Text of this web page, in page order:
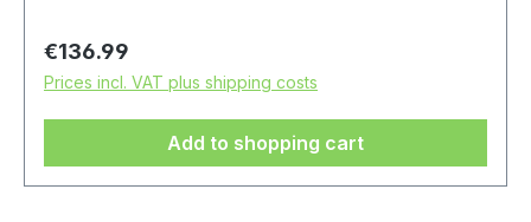
Regular price:
€136.99
Prices incl. VAT plus shipping costs
Add to shopping cart